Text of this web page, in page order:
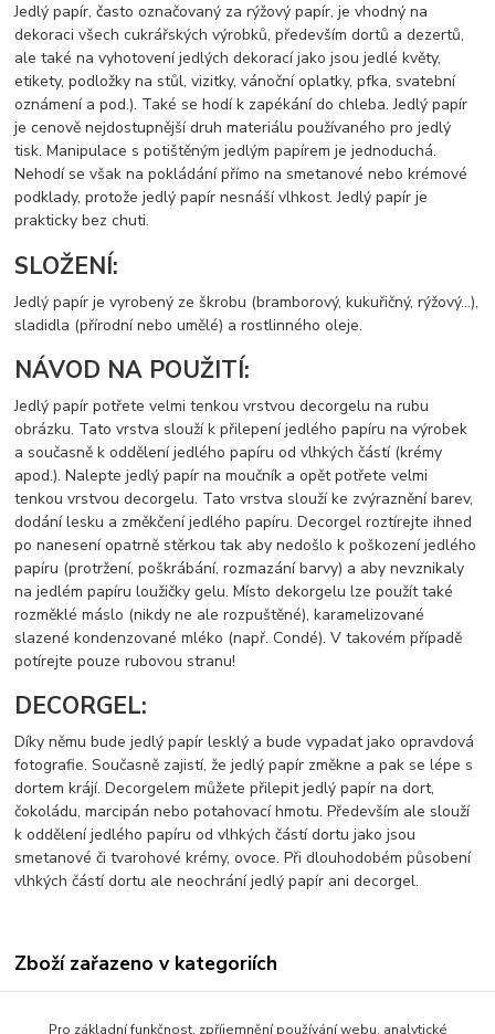
Jedlý papír, často označovaný za rýžový papír, je vhodný na
dekoraci všech cukrářských výrobků, především dortů a dezertů,
ale také na vyhotovení jedlých dekorací jako jsou jedlé květy,
etikety, podložky na stůl, vizitky, vánoční oplatky, pfka, svatební
oznámení a pod.). Také se hodí k zapékání do chleba. Jedlý papír
je cenově nejdostupnější druh materiálu používaného pro jedlý
tisk. Manipulace s potištěným jedlým papírem je jednoduchá.
Nehodí se však na pokládání přímo na smetanové nebo krémové
podklady, protože jedlý papír nesnáší vlhkost. Jedlý papír je
prakticky bez chuti.
SLOŽENÍ:
Jedlý papír je vyrobený ze škrobu (bramborový, kukuřičný, rýžový…),
sladidla (přírodní nebo umělé) a rostlinného oleje.
NÁVOD NA POUŽITÍ:
Jedlý papír potřete velmi tenkou vrstvou decorgelu na rubu
obrázku. Tato vrstva slouží k přilepení jedlého papíru na výrobek
a současně k oddělení jedlého papíru od vlhkých částí (krémy
apod.). Nalepte jedlý papír na moučník a opět potřete velmi
tenkou vrstvou decorgelu. Tato vrstva slouží ke zvýraznění barev,
dodání lesku a změkčení jedlého papíru. Decorgel roztírejte ihned
po nanesení opatrně stěrkou tak aby nedošlo k poškození jedlého
papíru (protržení, poškrábání, rozmazání barvy) a aby nevznikaly
na jedlém papíru loužičky gelu. Místo dekorgelu lze použít také
rozměklé máslo (nikdy ne ale rozpuštěné), karamelizované
slazené kondenzované mléko (např. Condé). V takovém případě
potírejte pouze rubovou stranu!
DECORGEL:
Díky němu bude jedlý papír lesklý a bude vypadat jako opravdová
fotografie. Současně zajistí, že jedlý papír změkne a pak se lépe s
dortem krájí. Decorgelem můžete přilepit jedlý papír na dort,
čokoládu, marcipán nebo potahovací hmotu. Především ale slouží
k oddělení jedlého papíru od vlhkých částí dortu jako jsou
smetanové či tvarohové krémy, ovoce. Při dlouhodobém působení
vlhkých částí dortu ale neochrání jedlý papír ani decorgel.
Zboží zařazeno v kategoriích
Pro základní funkčnost, zpříjemnění používání webu, analytické